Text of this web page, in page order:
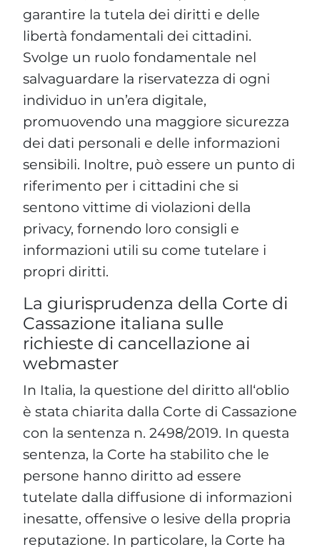
garantire la tutela dei diritti e delle
libertà fondamentali dei cittadini.
Svolge un ruolo fondamentale nel
salvaguardare la riservatezza di ogni
individuo in un’era digitale,
promuovendo una maggiore sicurezza
dei dati personali e delle informazioni
sensibili. Inoltre, può essere un punto di
riferimento per i cittadini che si
sentono vittime di violazioni della
privacy, fornendo loro consigli e
informazioni utili su come tutelare i
propri diritti.
La giurisprudenza della Corte di
Cassazione italiana sulle
richieste di cancellazione ai
webmaster
In Italia, la questione del diritto all‘oblio
è stata chiarita dalla Corte di Cassazione
con la sentenza n. 2498/2019. In questa
sentenza, la Corte ha stabilito che le
persone hanno diritto ad essere
tutelate dalla diffusione di informazioni
inesatte, offensive o lesive della propria
reputazione. In particolare, la Corte ha